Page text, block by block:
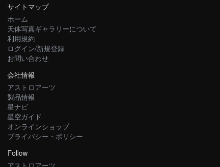
サイトマップ
ホーム
天体写真ギャラリーについて
利用規約
ログイン/新規登録
お問い合わせ
会社情報
アストロアーツ
製品情報
星ナビ
星空ガイド
オンラインショップ
プライバシー・ポリシー
Follow
アストロアーツ